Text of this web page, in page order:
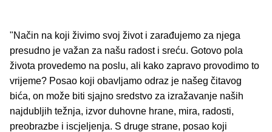
"Način na koji živimo svoj život i zarađujemo za njega
presudno je važan za našu radost i sreću. Gotovo pola
života provedemo na poslu, ali kako zapravo provodimo to
vrijeme? Posao koji obavljamo odraz je našeg čitavog
bića, on može biti sjajno sredstvo za izražavanje naših
najdubljih težnja, izvor duhovne hrane, mira, radosti,
preobrazbe i iscjeljenja. S druge strane, posao koji